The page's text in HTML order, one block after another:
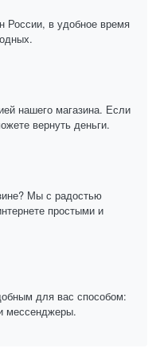
России, в удобное время
нашего магазина. Если
вернуть деньги.
Мы с радостью
простыми и
для вас способом:
мессенджеры.